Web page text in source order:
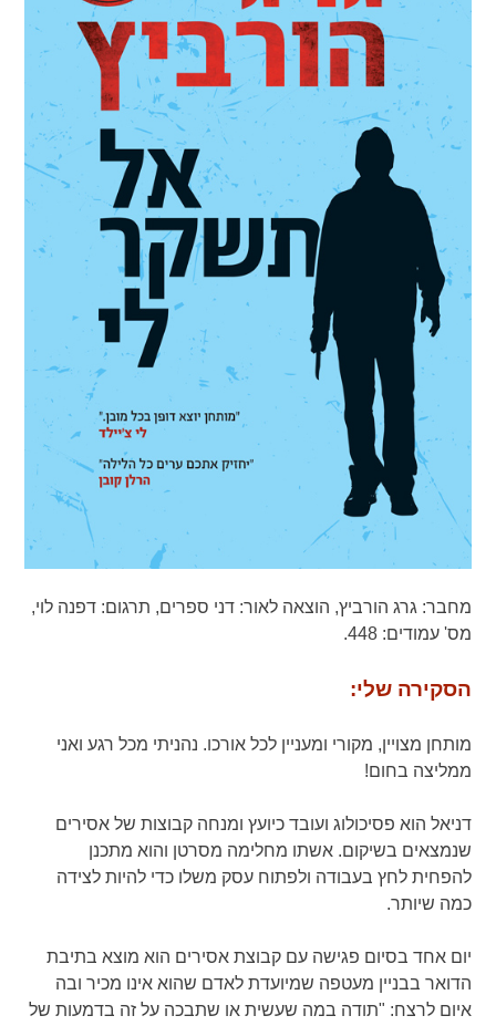
מחבר: גרג הורביץ, הוצאה לאור: דני ספרים, תרגום: דפנה לוי,
מס' עמודים: 448.
הסקירה שלי:
מותחן מצויין, מקורי ומעניין לכל אורכו. נהניתי מכל רגע ואני
ממליצה בחום!
דניאל הוא פסיכולוג ועובד כיועץ ומנחה קבוצות של אסירים
שנמצאים בשיקום. אשתו מחלימה מסרטן והוא מתכנן
להפחית לחץ בעבודה ולפתוח עסק משלו כדי להיות לצידה
כמה שיותר.
יום אחד בסיום פגישה עם קבוצת אסירים הוא מוצא בתיבת
הדואר בבניין מעטפה שמיועדת לאדם שהוא אינו מכיר ובה
איום לרצח: "תודה במה שעשית או שתבכה על זה בדמעות של